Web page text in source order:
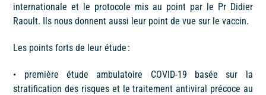
internationale et le protocole mis au point par le Pr Didier
Raoult. Ils nous donnent aussi leur point de vue sur le vaccin.
Les points forts de leur étude :
• première étude ambulatoire COVID-19 basée sur la
stratification des risques et le traitement antiviral précoce au